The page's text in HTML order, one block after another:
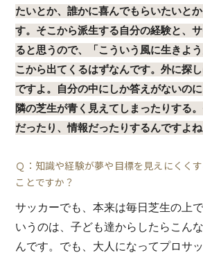
たいとか、誰かに喜んでもらいたいと
す。そこから派生する自分の経験と、
ると思うので、「こういう風に生きよ
こから出てくるはずなんです。外に探
ですよ。自分の中にしか答えがないの
隣の芝生が青く見えてしまったりする
だったり、情報だったりするんですよね
Ｑ：知識や経験が夢や目標を見えにくく
ことですか？
サッカーでも、本来は毎日芝生の上
いうのは、子ども達からしたらこん
んです。でも、大人になってプロサ